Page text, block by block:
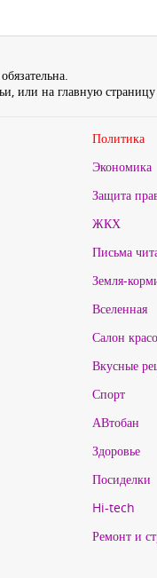
или на главную страницу
Политика
Экономика
Защита
ЖКХ
Письма
Земля-
Вселенная
Салон
Вкусные
Спорт
АВтобан
Здоровье
Посиделки
Hi-tech
Ремонт и